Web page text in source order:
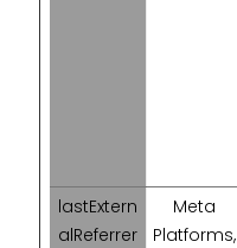
lastExtern
alReferrer
Meta
Platforms,